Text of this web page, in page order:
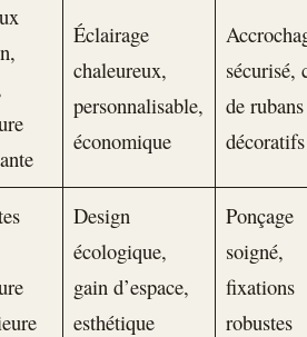
Éclairage
chaleureux,
personnalisable,
économique
sécurisé,
de rubans
décoratifs
Design
écologique,
gain d’espace,
esthétique
Ponçage
soigné,
fixations
robustes